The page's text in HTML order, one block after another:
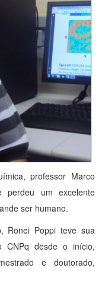
professor Marco
perdeu um excelente
ser humano.
Ronei Poppi teve sua
CNPq desde o início,
e doutorado,